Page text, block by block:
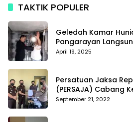
TAKTIK POPULER
Geledah Kamar
Pangarayan
Temuan
April 19, 2025
Persatuan Jaksa
(PERSAJA) Cabang
Tanggamus resmi
September 21, 2022